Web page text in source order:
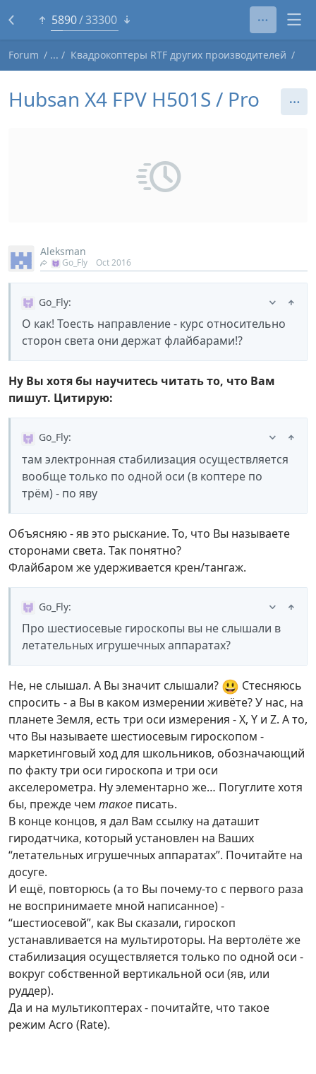
5865 33300
Forum Квадрокоптеры RTF других производителей
Hubsan X4 FPV H501S / Pro
Aleksman
Go_Fly Oct 2016
Go_Fly:
О как! Тоесть направление - курс относительно
сторон света они держат флайбарами!?
Ну Вы хотя бы научитесь читать то, что Вам
пишут. Цитирую:
Go_Fly:
там электронная стабилизация осуществляется
вообще только по одной оси (в коптере по
трём) - по яву
Объясняю - яв это рыскание. То, что Вы называете
сторонами света. Так понятно?
Флайбаром же удерживается крен/тангаж.
Go_Fly:
Про шестиосевые гироскопы вы не слышали в
летательных игрушечных аппаратах?
Не, не слышал. А Вы значит слышали? 😃 Стесняюсь
спросить - а Вы в каком измерении живёте? У нас, на
планете Земля, есть три оси измерения - X, Y и Z. А то,
что Вы называете шестиосевым гироскопом -
маркетинговый ход для школьников, обозначающий
по факту три оси гироскопа и три оси
акселерометра. Ну элементарно же… Погуглите хотя
бы, прежде чем такое писать.
В конце концов, я дал Вам ссылку на даташит
гиродатчика, который установлен на Ваших
“летательных игрушечных аппаратах”. Почитайте на
досуге.
И ещё, повторюсь (а то Вы почему-то с первого раза
не воспринимаете мной написанное) -
“шестиосевой”, как Вы сказали, гироскоп
устанавливается на мультироторы. На вертолёте же
стабилизация осуществляется только по одной оси -
вокруг собственной вертикальной оси (яв, или
руддер).
Да и на мультикоптерах - почитайте, что такое
режим Acro (Rate).